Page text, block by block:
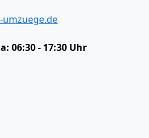
06:30 - 17:30 Uhr